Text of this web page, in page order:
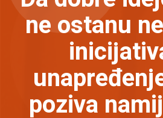
ne ostanu
poziva